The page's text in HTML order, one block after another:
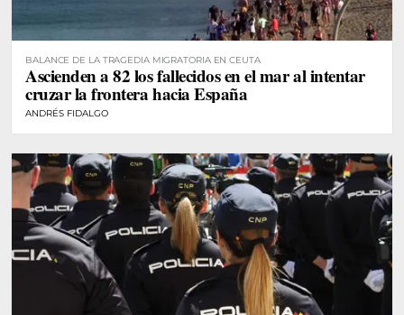
BALANCE DE LA TRAGEDIA MIGRATORIA EN CEUTA
Ascienden a 82 los fallecidos en el mar al intentar
cruzar la frontera hacia España
ANDRÉS FIDALGO